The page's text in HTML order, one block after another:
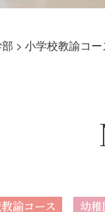
> 小学校教諭コー
諭コース 幼